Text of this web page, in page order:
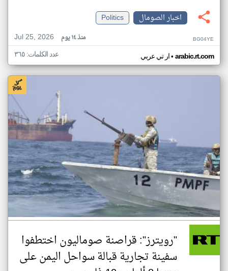
اخبار الصومال
Politics
Jul 25, 2026
منذ ١٤ يوم BG04YE
ار تي عربي• arabic.rt.com عدد الكلمات: ٣٦٥
"رويترز": قراصنة صوماليون اختطفوا
سفينة تجارية قبالة سواحل اليمن على